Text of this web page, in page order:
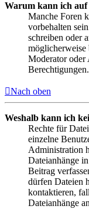
Warum kann ich auf
Manche Foren
vorbehalten
schreiben oder
möglicherweise
Moderator oder
Berechtigungen.
Nach oben
Weshalb kann ich
Rechte für
einzelne
Administration
Dateianhänge
Beitrag
dürfen Dateien
kontaktieren,
Dateianhänge